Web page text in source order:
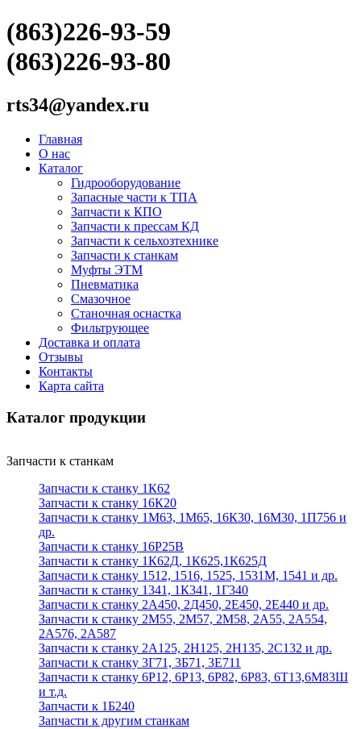
(863)226-93-59
(863)226-93-80
rts34@yandex.ru
Главная
О нас
Каталог
Гидрооборудование
Запасные части к ТПА
Запчасти к КПО
Запчасти к прессам КД
Запчасти к сельхозтехнике
Запчасти к станкам
Муфты ЭТМ
Пневматика
Смазочное
Станочная оснастка
Фильтрующее
Доставка и оплата
Отзывы
Контакты
Карта сайта
Каталог продукции
Запчасти к станкам
Запчасти к станку 1К62
Запчасти к станку 16К20
Запчасти к станку 1М63, 1М65, 16К30, 16М30, 1П756 и
др.
Запчасти к станку 16Р25В
Запчасти к станку 1К62Д, 1К625,1К625Д
Запчасти к станку 1512, 1516, 1525, 1531М, 1541 и др.
Запчасти к станку 1341, 1К341, 1Г340
Запчасти к станку 2А450, 2Д450, 2Е450, 2Е440 и др.
Запчасти к станку 2М55, 2М57, 2М58, 2А55, 2А554,
2А576, 2А587
Запчасти к станку 2А125, 2Н125, 2Н135, 2С132 и др.
Запчасти к станку 3Г71, 3Б71, 3Е711
Запчасти к станку 6Р12, 6Р13, 6Р82, 6Р83, 6Т13,6М83Ш
и т.д.
Запчасти к 1Б240
Запчасти к другим станкам